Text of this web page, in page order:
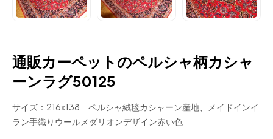
通販カーペットのペルシャ柄カシャ
ーンラグ50125
サイズ：216x138 ペルシャ絨毯カシャーン産地、メイドインイ
ラン手織りウールメダリオンデザイン赤い色